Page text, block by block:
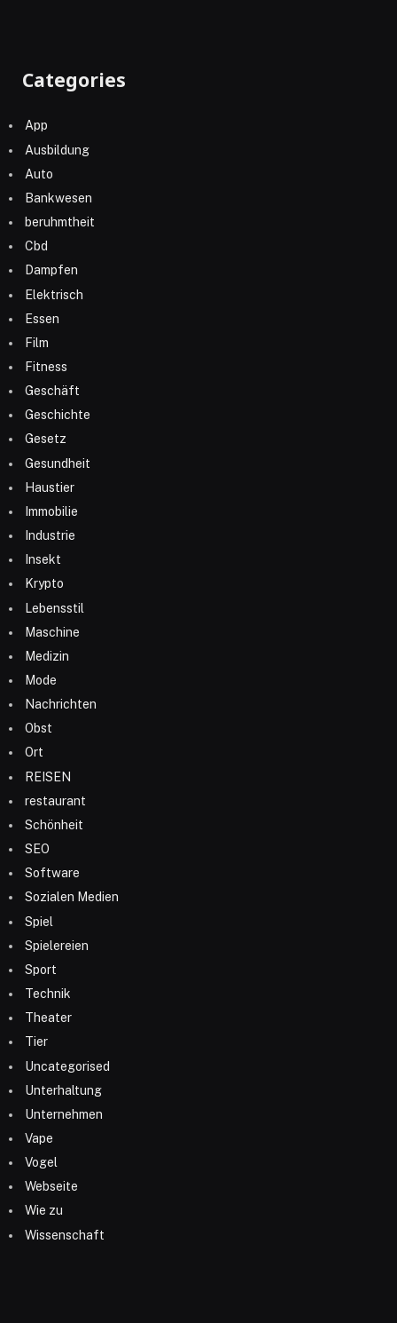
Categories
App
Ausbildung
Auto
Bankwesen
beruhmtheit
Cbd
Dampfen
Elektrisch
Essen
Film
Fitness
Geschäft
Geschichte
Gesetz
Gesundheit
Haustier
Immobilie
Industrie
Insekt
Krypto
Lebensstil
Maschine
Medizin
Mode
Nachrichten
Obst
Ort
REISEN
restaurant
Schönheit
SEO
Software
Sozialen Medien
Spiel
Spielereien
Sport
Technik
Theater
Tier
Uncategorised
Unterhaltung
Unternehmen
Vape
Vogel
Webseite
Wie zu
Wissenschaft